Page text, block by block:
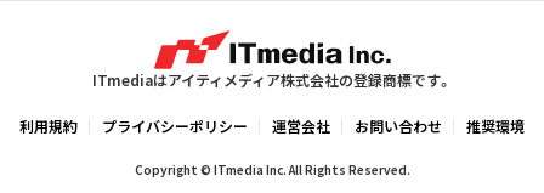
ITmediaはアイティメディア株式会社の登録商標です。
利用規約 プライバシーポリシー 運営会社 お問い合わせ 推奨環境
Copyright © ITmedia Inc. All Rights Reserved.